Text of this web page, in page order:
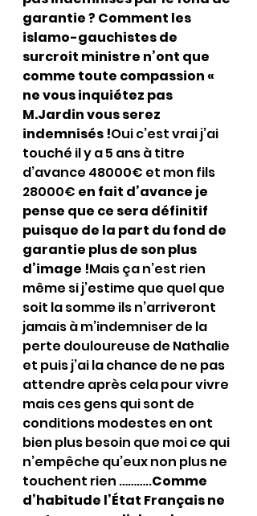
garantie ? Comment les
islamo-gauchistes de
surcroit ministre n’ont que
comme toute compassion «
ne vous inquiétez pas
M.Jardin vous serez
indemnisés !Oui c’est vrai j’ai
touché il y a 5 ans à titre
d’avance 48000€ et mon fils
28000€ en fait d’avance je
pense que ce sera définitif
puisque de la part du fond de
garantie plus de son plus
d’image !Mais ça n’est rien
même si j’estime que quel que
soit la somme ils n’arriveront
jamais à m’indemniser de la
perte douloureuse de Nathalie
et puis j’ai la chance de ne pas
attendre après cela pour vivre
mais ces gens qui sont de
conditions modestes en ont
bien plus besoin que moi ce qui
n’empêche qu’eux non plus ne
touchent rien ………..Comme
d’habitude l’État Français ne